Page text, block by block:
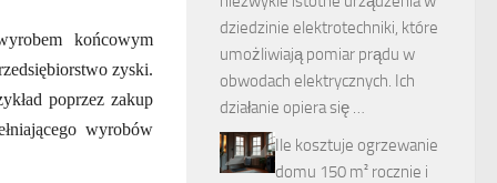
końcowym
zyski.
poprzez zakup
wyrobów
dziedzinie elektrotechniki, które
umożliwiają pomiar prądu w
obwodach elektrycznych. Ich
działanie opiera się …
Ile kosztuje ogrzewanie
domu 150 m² rocznie i